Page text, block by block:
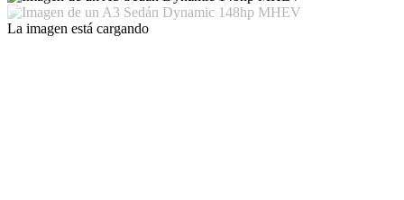
La imagen está cargando